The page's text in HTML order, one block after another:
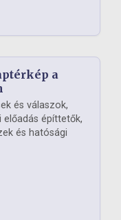
a
és válaszok,
építtetők,
és hatósági